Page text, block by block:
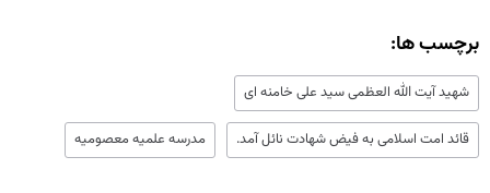
برچسب ها:
شهید آیت الله العظمی سید علی خامنه ای
قائد امت اسلامی به فیض شهادت نائل آمد. مدرسه علمیه معصومیه